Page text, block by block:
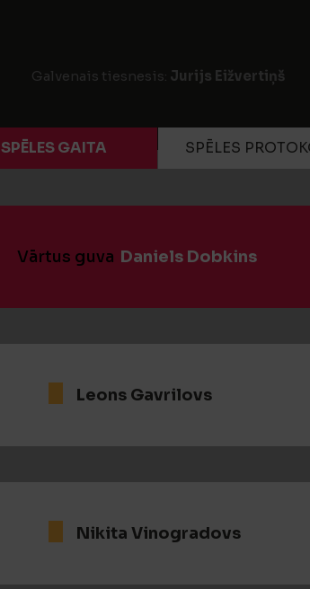
Galvenais tiesnesis: Jurijs Eižvertiņš
SPĒLES GAITA SPĒLES
Vārtus guva Daniels Dobkins
Leons Gavrilovs
Nikita Vinogradovs